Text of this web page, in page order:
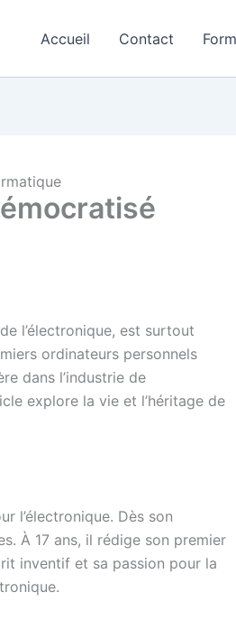
Accueil Contact
l’électronique, est surtout
ordinateurs personnels
dans l’industrie de
explore la vie et l’héritage de
l’électronique. Dès son
À 17 ans, il rédige son premier
inventif et sa passion pour la